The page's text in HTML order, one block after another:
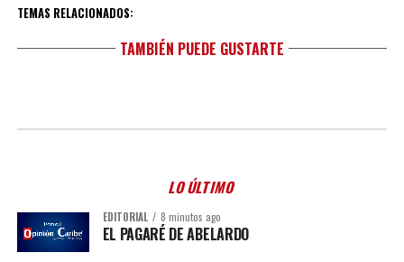
TEMAS RELACIONADOS:
TAMBIÉN PUEDE GUSTARTE
LO ÚLTIMO
EDITORIAL 8 minutos ago
EL PAGARÉ DE ABELARDO